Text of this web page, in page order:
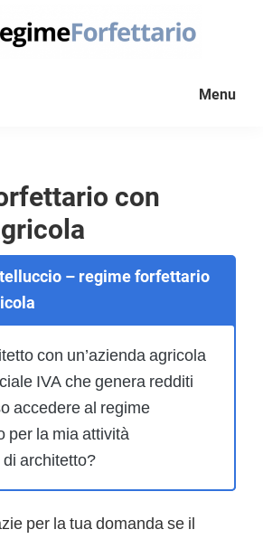
Menu
con
– regime forfettario
con un’azienda agricola
IVA che genera redditi
accedere al regime
per la mia attività
architetto?
per la tua domanda se il